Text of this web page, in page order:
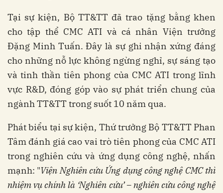
Tại sự kiện, Bộ TT&TT đã trao tặng bằng khen
cho tập thể CMC ATI và cá nhân Viện trưởng
Đặng Minh Tuấn. Đây là sự ghi nhận xứng đáng
cho những nỗ lực không ngừng nghỉ, sự sáng tạo
và tinh thần tiên phong của CMC ATI trong lĩnh
vực R&D, đóng góp vào sự phát triển chung của
ngành TT&TT trong suốt 10 năm qua.
Phát biểu tại sự kiện, Thứ trưởng Bộ TT&TT Phan
Tâm đánh giá cao vai trò tiên phong của CMC ATI
trong nghiên cứu và ứng dụng công nghệ, nhấn
mạnh: "Viện Nghiên cứu Ứng dụng công nghệ CMC thì
nhiệm vụ chính là ‘Nghiên cứu’ – nghiên cứu công nghệ